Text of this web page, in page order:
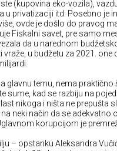
(kupovina eko-vozila),
u privatizaciji itd. Posebno je
ovde je došlo do pravog
Fiskalni savet, pre samo
da u narednom
vraže, u budžetu za 2021.
glavnu temu, nema
sume, kad se razbiju na
nikoga i ništa ne prepušta
neki način da se adekvatno
korupcijom je
– opstanku Aleksandra